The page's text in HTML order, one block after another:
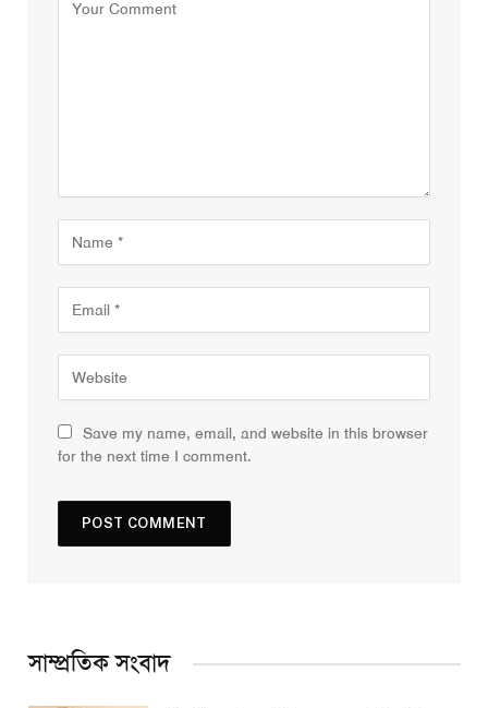
Save my name, email, and website in this browser
for the next time I comment.
সাম্প্রতিক সংবাদ